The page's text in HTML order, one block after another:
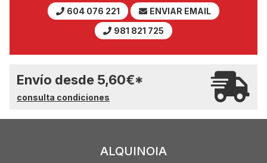
604 076 221
ENVIAR EMAIL
981 821 725
Envío desde 5,60€*
consulta condiciones
ALQUINOIA